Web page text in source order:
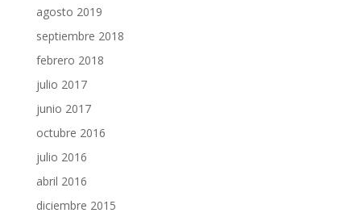
agosto 2019
septiembre 2018
febrero 2018
julio 2017
junio 2017
octubre 2016
julio 2016
abril 2016
diciembre 2015